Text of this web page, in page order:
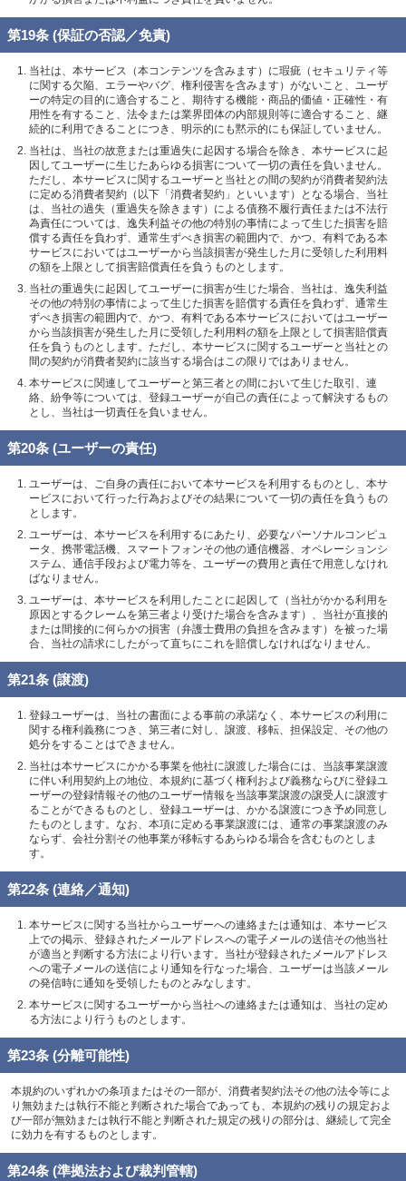
第19条 (保証の否認／免責)
当社は、本サービス（本コンテンツを含みます）に瑕疵（セキュリティ等
に関する欠陥、エラーやバグ、権利侵害を含みます）がないこと、ユーザ
ーの特定の目的に適合すること、期待する機能・商品的価値・正確性・有
用性を有すること、法令または業界団体の内部規則等に適合すること、継
続的に利用できることにつき、明示的にも黙示的にも保証していません。
当社は、当社の故意または重過失に起因する場合を除き、本サービスに起
因してユーザーに生じたあらゆる損害について一切の責任を負いません。
ただし、本サービスに関するユーザーと当社との間の契約が消費者契約法
に定める消費者契約（以下「消費者契約」といいます）となる場合、当社
は、当社の過失（重過失を除きます）による債務不履行責任または不法行
為責任については、逸失利益その他の特別の事情によって生じた損害を賠
償する責任を負わず、通常生ずべき損害の範囲内で、かつ、有料である本
サービスにおいてはユーザーから当該損害が発生した月に受領した利用料
の額を上限として損害賠償責任を負うものとします。
当社の重過失に起因してユーザーに損害が生じた場合、当社は、逸失利益
その他の特別の事情によって生じた損害を賠償する責任を負わず、通常生
ずべき損害の範囲内で、かつ、有料である本サービスにおいてはユーザー
から当該損害が発生した月に受領した利用料の額を上限として損害賠償責
任を負うものとします。ただし、本サービスに関するユーザーと当社との
間の契約が消費者契約に該当する場合はこの限りではありません。
本サービスに関連してユーザーと第三者との間において生じた取引、連
絡、紛争等については、登録ユーザーが自己の責任によって解決するもの
とし、当社は一切責任を負いません。
第20条 (ユーザーの責任)
ユーザーは、ご自身の責任において本サービスを利用するものとし、本サ
ービスにおいて行った行為およびその結果について一切の責任を負うもの
とします。
ユーザーは、本サービスを利用するにあたり、必要なパーソナルコンピュ
ータ、携帯電話機、スマートフォンその他の通信機器、オペレーションシ
ステム、通信手段および電力等を、ユーザーの費用と責任で用意しなけれ
ばなりません。
ユーザーは、本サービスを利用したことに起因して（当社がかかる利用を
原因とするクレームを第三者より受けた場合を含みます）、当社が直接的
または間接的に何らかの損害（弁護士費用の負担を含みます）を被った場
合、当社の請求にしたがって直ちにこれを賠償しなければなりません。
第21条 (譲渡)
登録ユーザーは、当社の書面による事前の承諾なく、本サービスの利用に
関する権利義務につき、第三者に対し、譲渡、移転、担保設定、その他の
処分をすることはできません。
当社は本サービスにかかる事業を他社に譲渡した場合には、当該事業譲渡
に伴い利用契約上の地位、本規約に基づく権利および義務ならびに登録ユ
ーザーの登録情報その他のユーザー情報を当該事業譲渡の譲受人に譲渡す
ることができるものとし、登録ユーザーは、かかる譲渡につき予め同意し
たものとします。なお、本項に定める事業譲渡には、通常の事業譲渡のみ
ならず、会社分割その他事業が移転するあらゆる場合を含むものとしま
す。
第22条 (連絡／通知)
本サービスに関する当社からユーザーへの連絡または通知は、本サービス
上での掲示、登録されたメールアドレスへの電子メールの送信その他当社
が適当と判断する方法により行います。当社が登録されたメールアドレス
への電子メールの送信により通知を行なった場合、ユーザーは当該メール
の発信時に通知を受領したものとみなします。
本サービスに関するユーザーから当社への連絡または通知は、当社の定め
る方法により行うものとします。
第23条 (分離可能性)
本規約のいずれかの条項またはその一部が、消費者契約法その他の法令等によ
り無効または執行不能と判断された場合であっても、本規約の残りの規定およ
び一部が無効または執行不能と判断された規定の残りの部分は、継続して完全
に効力を有するものとします。
第24条 (準拠法および裁判管轄)